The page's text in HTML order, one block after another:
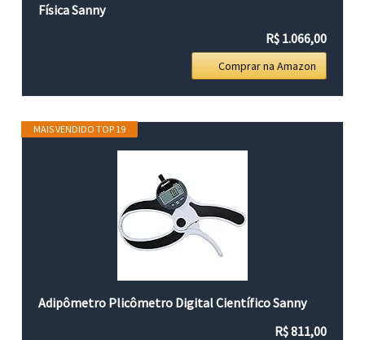
Física Sanny
R$ 1.066,00
Comprar na Amazon
MAIS VENDIDO TOP 19
Adipômetro Plicômetro Digital Científico Sanny
R$ 811,00